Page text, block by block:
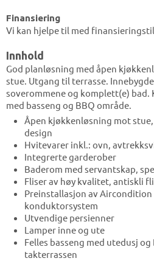
Finansiering
Vi kan hjelpe til med
Innhold
God planløsning med åpen
stue. Utgang til terrasse.
soverommene og komplett(e) bad.
med basseng og BBQ område.
Åpen kjøkkenløsning mot
design
Hvitevarer inkl.: ovn,
Integrerte garderober
Baderom med servantskap,
Fliser av høy kvalitet, antiskli
Preinstallasjon av
konduktorsystem
Utvendige persienner
Lamper inne og ute
Felles basseng med utedusj og
takterrassen